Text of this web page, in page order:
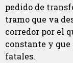
pedido de
tramo que va
corredor por el
constante y
fatales.